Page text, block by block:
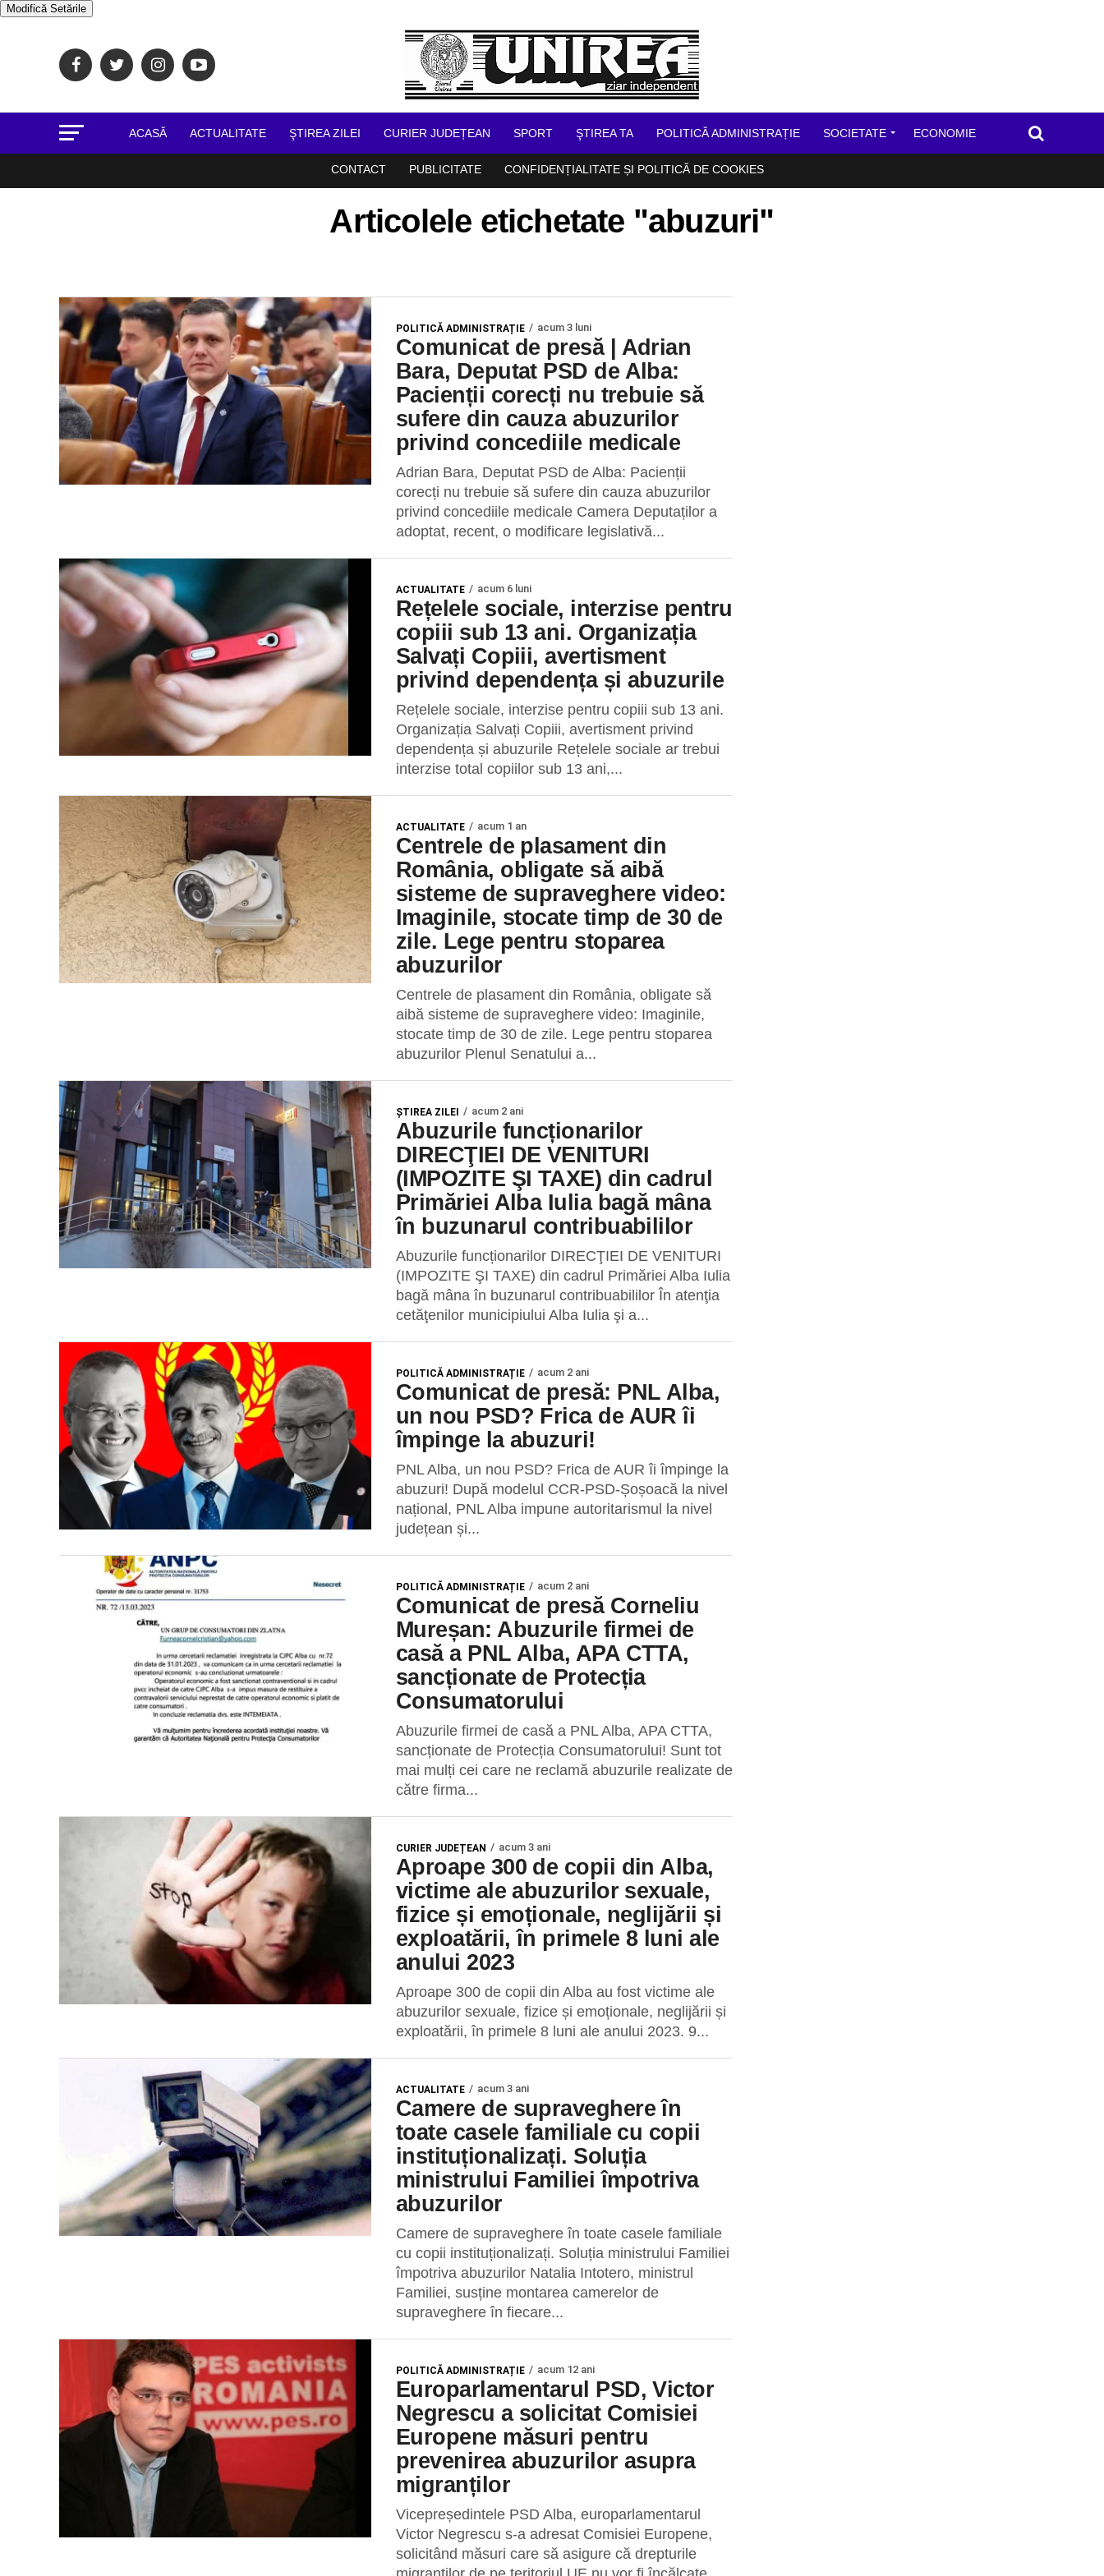
Modifică Setările
ACASĂ ACTUALITATE ŞTIREA ZILEI CURIER JUDEȚEAN SPORT ŞTIREA TA POLITICĂ ADMINISTRAȚIE SOCIETATE ECONOMIE
CONTACT PUBLICITATE CONFIDENȚIALITATE ȘI POLITICĂ DE COOKIES
Articolele etichetate "abuzuri"
POLITICĂ ADMINISTRAȚIE acum 3 luni
Comunicat de presă | Adrian
Bara, Deputat PSD de Alba:
Pacienții corecți nu trebuie să
sufere din cauza abuzurilor
privind concediile medicale
Adrian Bara, Deputat PSD de Alba: Pacienții
corecți nu trebuie să sufere din cauza abuzurilor
privind concediile medicale Camera Deputaților a
adoptat, recent, o modificare legislativă...
ACTUALITATE acum 6 luni
Rețelele sociale, interzise pentru
copiii sub 13 ani. Organizația
Salvați Copiii, avertisment
privind dependența și abuzurile
Rețelele sociale, interzise pentru copiii sub 13 ani.
Organizația Salvați Copiii, avertisment privind
dependența și abuzurile Rețelele sociale ar trebui
interzise total copiilor sub 13 ani,...
ACTUALITATE acum 1 an
Centrele de plasament din
România, obligate să aibă
sisteme de supraveghere video:
Imaginile, stocate timp de 30 de
zile. Lege pentru stoparea
abuzurilor
Centrele de plasament din România, obligate să
aibă sisteme de supraveghere video: Imaginile,
stocate timp de 30 de zile. Lege pentru stoparea
abuzurilor Plenul Senatului a...
ŞTIREA ZILEI acum 2 ani
Abuzurile funcționarilor
DIRECŢIEI DE VENITURI
(IMPOZITE ŞI TAXE) din cadrul
Primăriei Alba Iulia bagă mâna
în buzunarul contribuabililor
Abuzurile funcționarilor DIRECŢIEI DE VENITURI
(IMPOZITE ŞI TAXE) din cadrul Primăriei Alba Iulia
bagă mâna în buzunarul contribuabililor În atenţia
cetăţenilor municipiului Alba Iulia şi a...
POLITICĂ ADMINISTRAȚIE acum 2 ani
Comunicat de presă: PNL Alba,
un nou PSD? Frica de AUR îi
împinge la abuzuri!
PNL Alba, un nou PSD? Frica de AUR îi împinge la
abuzuri! După modelul CCR-PSD-Șoșoacă la nivel
național, PNL Alba impune autoritarismul la nivel
județean și...
POLITICĂ ADMINISTRAȚIE acum 2 ani
Comunicat de presă Corneliu
Mureșan: Abuzurile firmei de
casă a PNL Alba, APA CTTA,
sancționate de Protecția
Consumatorului
Abuzurile firmei de casă a PNL Alba, APA CTTA,
sancționate de Protecția Consumatorului! Sunt tot
mai mulți cei care ne reclamă abuzurile realizate de
către firma...
CURIER JUDEȚEAN acum 3 ani
Aproape 300 de copii din Alba,
victime ale abuzurilor sexuale,
fizice și emoționale, neglijării și
exploatării, în primele 8 luni ale
anului 2023
Aproape 300 de copii din Alba au fost victime ale
abuzurilor sexuale, fizice și emoționale, neglijării și
exploatării, în primele 8 luni ale anului 2023. 9...
ACTUALITATE acum 3 ani
Camere de supraveghere în
toate casele familiale cu copii
instituționalizați. Soluția
ministrului Familiei împotriva
abuzurilor
Camere de supraveghere în toate casele familiale
cu copii instituționalizați. Soluția ministrului Familiei
împotriva abuzurilor Natalia Intotero, ministrul
Familiei, susține montarea camerelor de
supraveghere în fiecare...
POLITICĂ ADMINISTRAȚIE acum 12 ani
Europarlamentarul PSD, Victor
Negrescu a solicitat Comisiei
Europene măsuri pentru
prevenirea abuzurilor asupra
migranților
Vicepreședintele PSD Alba, europarlamentarul
Victor Negrescu s-a adresat Comisiei Europene,
solicitând măsuri care să asigure că drepturile